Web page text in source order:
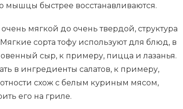
мышцы быстрее восстанавливаются.
мягкой до очень твердой, структура
сорта тофу используют для блюд, в
сыр, к примеру, пицца и лазанья.
в ингредиенты салатов, к примеру,
схож с белым куриным мясом,
его на гриле.